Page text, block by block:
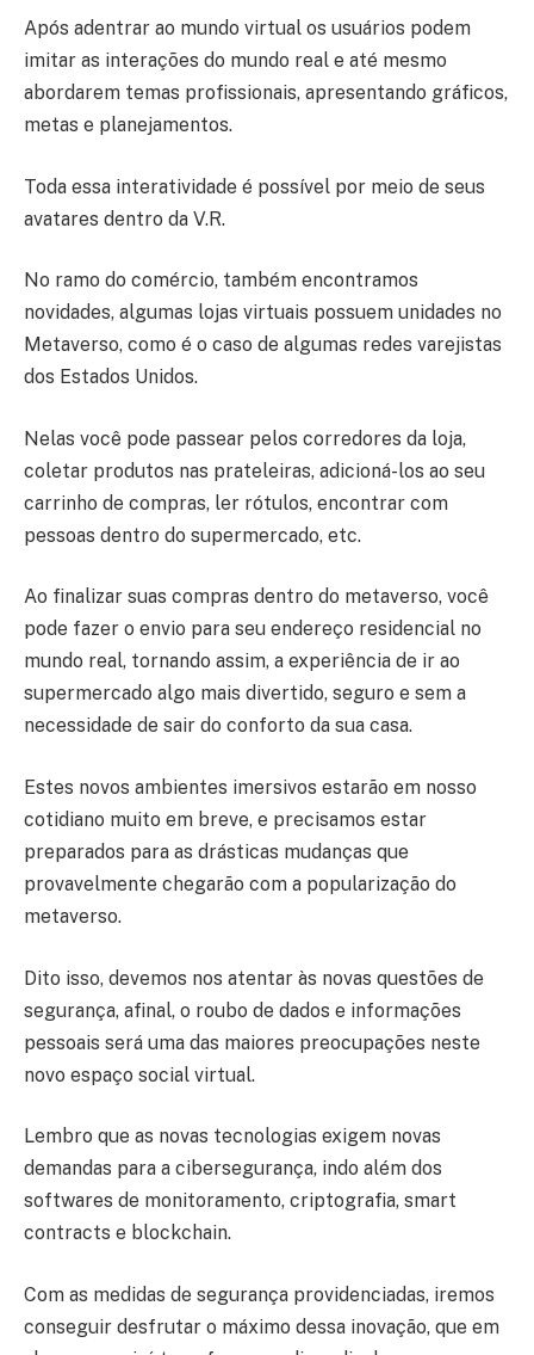
Após adentrar ao mundo virtual os usuários podem
imitar as interações do mundo real e até mesmo
abordarem temas profissionais, apresentando gráficos,
metas e planejamentos.
Toda essa interatividade é possível por meio de seus
avatares dentro da V.R.
No ramo do comércio, também encontramos
novidades, algumas lojas virtuais possuem unidades no
Metaverso, como é o caso de algumas redes varejistas
dos Estados Unidos.
Nelas você pode passear pelos corredores da loja,
coletar produtos nas prateleiras, adicioná-los ao seu
carrinho de compras, ler rótulos, encontrar com
pessoas dentro do supermercado, etc.
Ao finalizar suas compras dentro do metaverso, você
pode fazer o envio para seu endereço residencial no
mundo real, tornando assim, a experiência de ir ao
supermercado algo mais divertido, seguro e sem a
necessidade de sair do conforto da sua casa.
Estes novos ambientes imersivos estarão em nosso
cotidiano muito em breve, e precisamos estar
preparados para as drásticas mudanças que
provavelmente chegarão com a popularização do
metaverso.
Dito isso, devemos nos atentar às novas questões de
segurança, afinal, o roubo de dados e informações
pessoais será uma das maiores preocupações neste
novo espaço social virtual.
Lembro que as novas tecnologias exigem novas
demandas para a cibersegurança, indo além dos
softwares de monitoramento, criptografia, smart
contracts e blockchain.
Com as medidas de segurança providenciadas, iremos
conseguir desfrutar o máximo dessa inovação, que em